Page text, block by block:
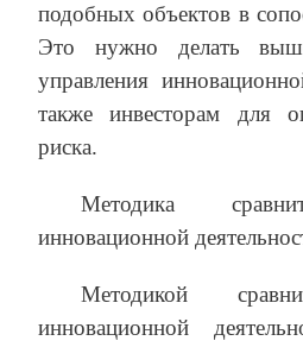
подобных объектов в
Это нужно делать
управления
также инвесторам для
риска.
Методика
инновационной
Методикой
инновационной